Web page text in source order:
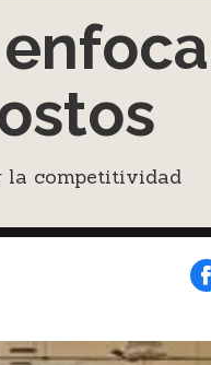
la competitividad